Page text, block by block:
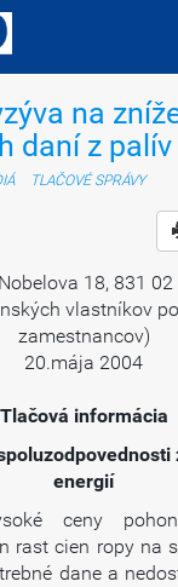
na
daní z palív
TLAČOVÉ SPRÁVY
18, 831
vlastníkov
zamestnancov)
20.mája 2004
Tlačová informácia
energií
ceny
rast cien ropy na
dane a